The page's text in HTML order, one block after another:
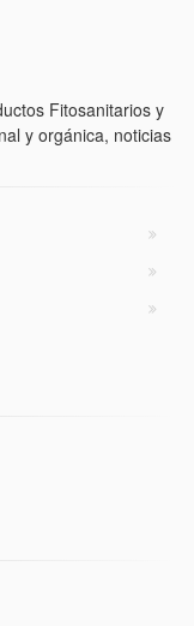
Fitosanitarios y
y orgánica, noticias